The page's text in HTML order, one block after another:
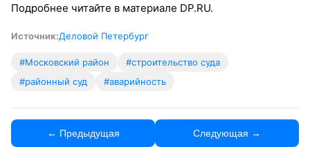
Подробнее читайте в материале DP.RU.
Источник:Деловой Петербург
#Московский район
#строительство суда
#районный суд
#аварийность
← Предыдущая Следующая →